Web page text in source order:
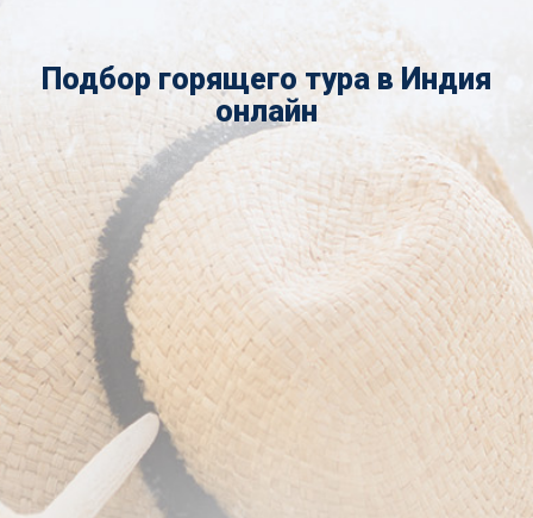
Подбор горящего тура в Индия
онлайн